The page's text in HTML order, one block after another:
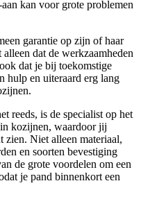
kan voor grote problemen
garantie op zijn of haar
dat de werkzaamheden
dat je bij toekomstige
hulp en uiteraard erg lang
reeds, is de specialist op het
kozijnen, waardoor jij
zien. Niet alleen materiaal,
en soorten bevestiging
de grote voordelen om een
je pand binnenkort een